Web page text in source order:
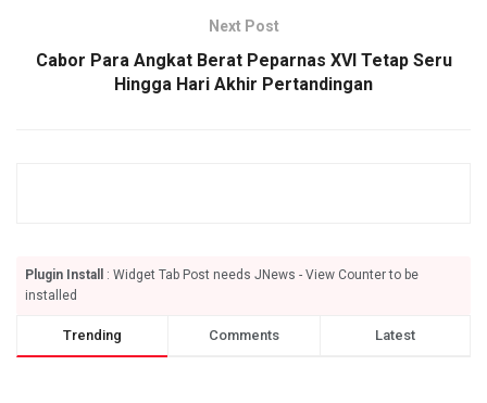
Next Post
Cabor Para Angkat Berat Peparnas XVI Tetap Seru
Hingga Hari Akhir Pertandingan
Plugin Install
: Widget Tab Post needs JNews - View Counter to be
installed
Trending Comments Latest